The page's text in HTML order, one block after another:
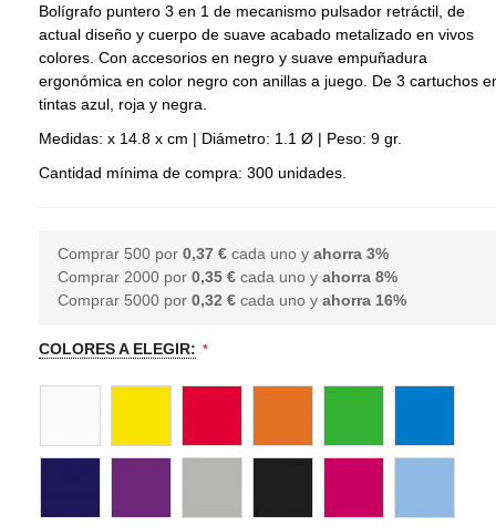
Bolígrafo puntero 3 en 1 de mecanismo pulsador retráctil, de
actual diseño y cuerpo de suave acabado metalizado en vivos
colores. Con accesorios en negro y suave empuñadura
ergonómica en color negro con anillas a juego. De 3 cartuchos
tintas azul, roja y negra.
Medidas: x 14.8 x cm | Diámetro: 1.1 Ø | Peso: 9 gr.
Cantidad mínima de compra: 300 unidades.
Comprar 500 por0,37 € cada uno yahorra3%
Comprar 2000 por0,35 € cada uno yahorra8%
Comprar 5000 por0,32 € cada uno yahorra 16%
COLORES A ELEGIR: